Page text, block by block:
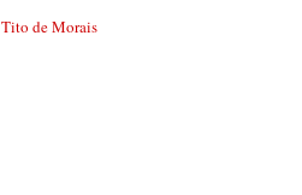
de Morais